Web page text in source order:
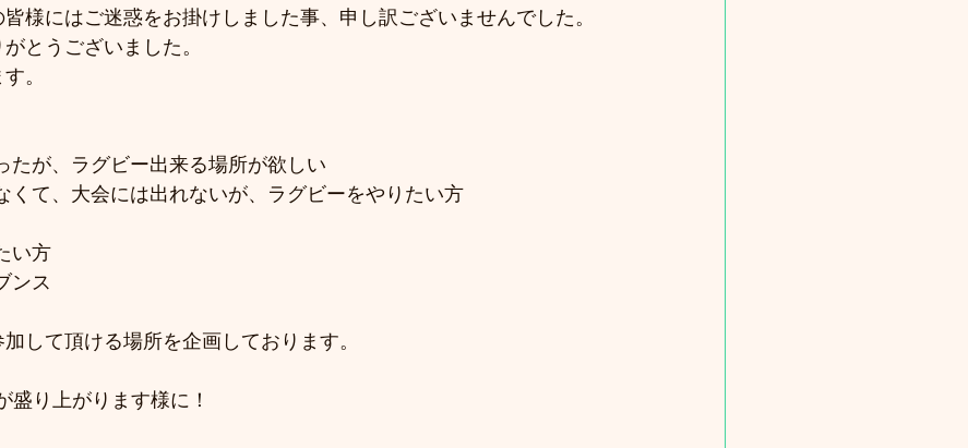
様にはご迷惑をお掛けしました事、申し訳ございませんでした。
とうございました。
。
たが、ラグビー出来る場所が欲しい
くて、大会には出れないが、ラグビーをやりたい方
い方
ンス
して頂ける場所を企画しております。
盛り上がります様に！